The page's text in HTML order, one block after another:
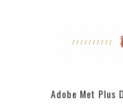
Adobe Met Plus